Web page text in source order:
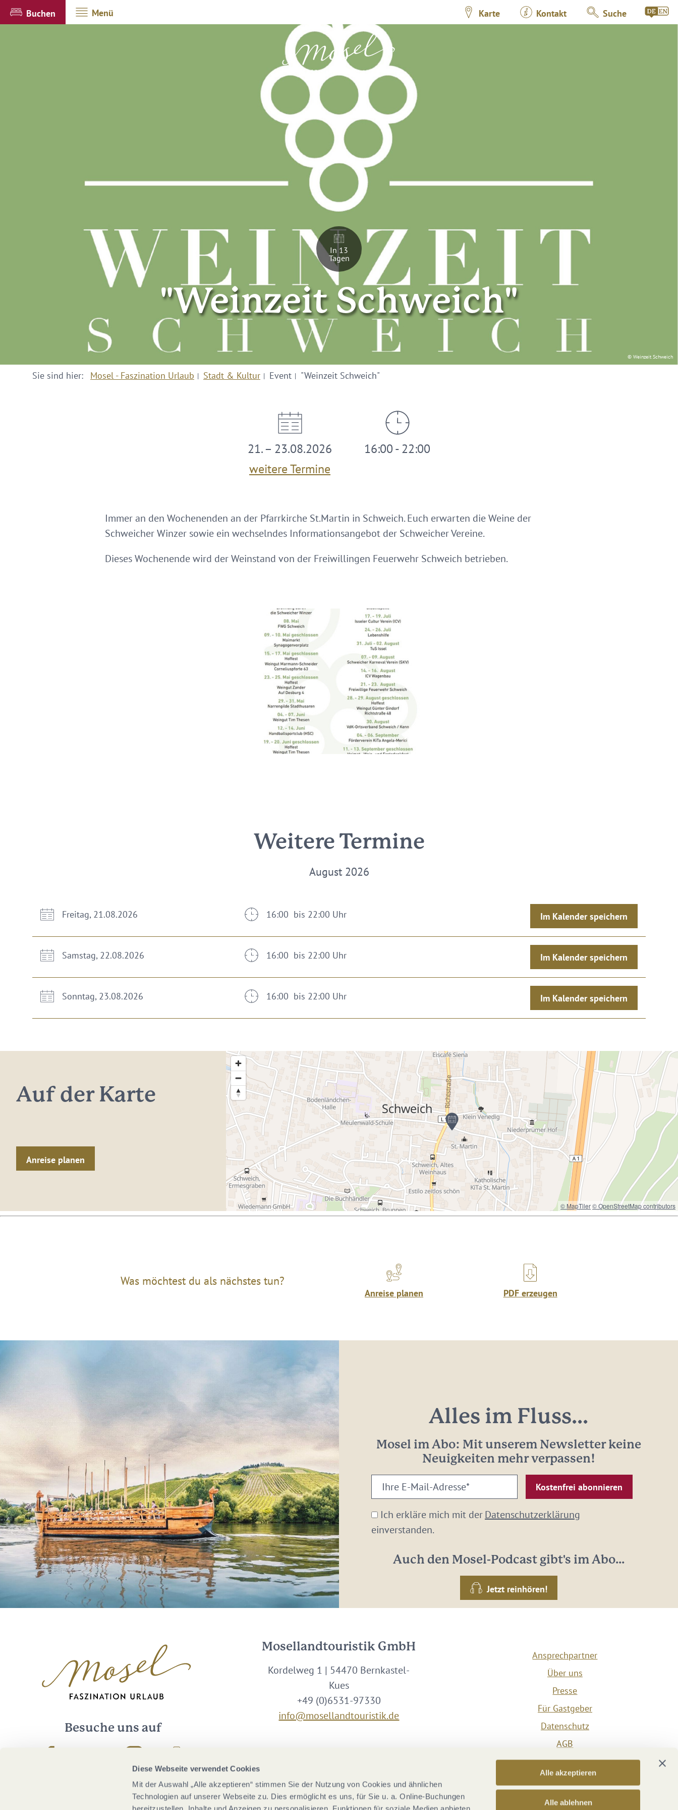
Diese Webseite verwendet Cookies
Mit der Auswahl „Alle akzeptieren“ stimmen Sie der Nutzung von Cookies und ähnlichen
Technologien auf unserer Webseite zu. Dies ermöglicht es uns, für Sie u. a. Online-Buchungen
Alle akzeptieren
Alle ablehnen
Buchen Menü Karte Kontakt Suche
© Weinzeit Schweich
In 13
Tagen
"Weinzeit Schweich"
Sie sind hier: Mosel - Faszination Urlaub Stadt & Kultur Event "Weinzeit Schweich"
21. – 23.08.2026
weitere Termine
16:00 - 22:00
Immer an den Wochenenden an der Pfarrkirche St.Martin in Schweich. Euch erwarten die Weine der
Schweicher Winzer sowie ein wechselndes Informationsangebot der Schweicher Vereine.
Dieses Wochenende wird der Weinstand von der Freiwillingen Feuerwehr Schweich betrieben.
Weitere Termine
August 2026
Freitag, 21.08.2026 16:00 bis 22:00 Uhr Im Kalender speichern
Samstag, 22.08.2026 16:00 bis 22:00 Uhr Im Kalender speichern
Sonntag, 23.08.2026 16:00 bis 22:00 Uhr Im Kalender speichern
Auf der Karte
Anreise planen
© MapTiler© OpenStreetMap contributors
Was möchtest du als nächstes tun?
Anreise planen PDF erzeugen
Alles im Fluss...
Mosel im Abo: Mit unserem Newsletter keine
Neuigkeiten mehr verpassen!
Ihre
E-
Mail-
Adresse:
Ich erkläre mich mit derDatenschutzerklärung
einverstanden.
Auch den Mosel-Podcast gibt's im Abo...
Jetzt reinhören!
Besuche uns auf
Mosellandtouristik GmbH
Kordelweg 1 | 54470 Bernkastel-
Kues
+49 (0)6531-97330
info@mosellandtouristik.de
Ansprechpartner
Über uns
Presse
Für Gastgeber
Datenschutz
AGB
Impressum
Barrierefreiheit
Vertrag widerrufen